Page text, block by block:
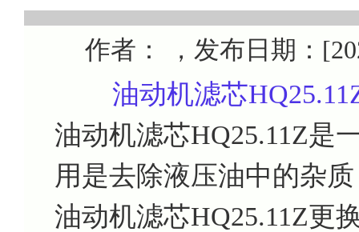
作者： ，发布日期：
油动机滤芯
油动机滤芯HQ25.11Z是
用是去除液压油中的杂
油动机滤芯HQ25.11Z更